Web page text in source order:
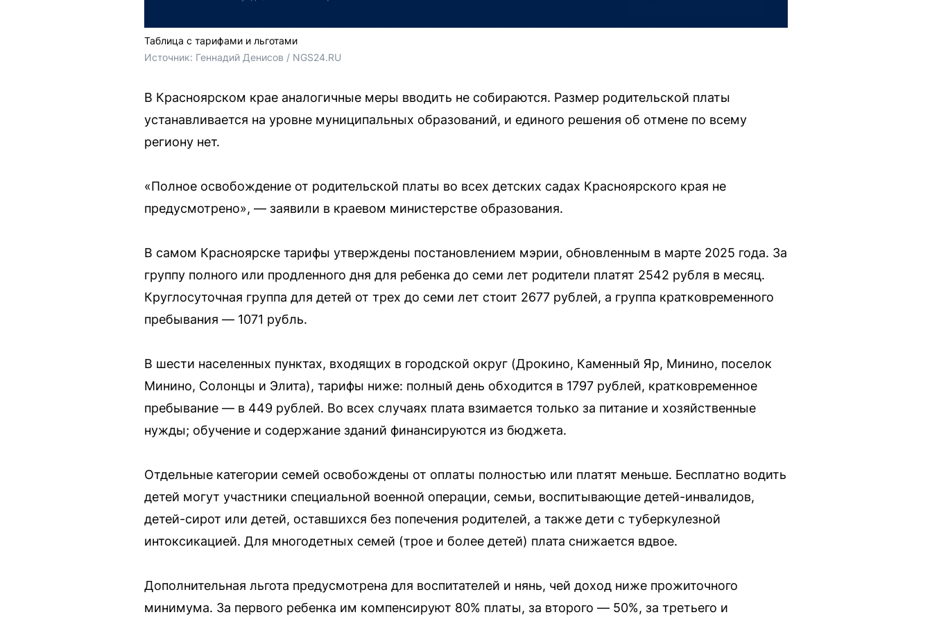
Таблица с тарифами и льготами
Источник: Геннадий Денисов / NGS24.RU
В Красноярском крае аналогичные меры вводить не собираются. Размер родительской платы
устанавливается на уровне муниципальных образований, и единого решения об отмене по всему
региону нет.
«Полное освобождение от родительской платы во всех детских садах Красноярского края не
предусмотрено», — заявили в краевом министерстве образования.
В самом Красноярске тарифы утверждены постановлением мэрии, обновленным в марте 2025 года. За
группу полного или продленного дня для ребенка до семи лет родители платят 2542 рубля в месяц.
Круглосуточная группа для детей от трех до семи лет стоит 2677 рублей, а группа кратковременного
пребывания — 1071 рубль.
В шести населенных пунктах, входящих в городской округ (Дрокино, Каменный Яр, Минино, поселок
Минино, Солонцы и Элита), тарифы ниже: полный день обходится в 1797 рублей, кратковременное
пребывание — в 449 рублей. Во всех случаях плата взимается только за питание и хозяйственные
нужды; обучение и содержание зданий финансируются из бюджета.
Отдельные категории семей освобождены от оплаты полностью или платят меньше. Бесплатно водить
детей могут участники специальной военной операции, семьи, воспитывающие детей-инвалидов,
детей-сирот или детей, оставшихся без попечения родителей, а также дети с туберкулезной
интоксикацией. Для многодетных семей (трое и более детей) плата снижается вдвое.
Дополнительная льгота предусмотрена для воспитателей и нянь, чей доход ниже прожиточного
минимума. За первого ребенка им компенсируют 80% платы, за второго — 50%, за третьего и